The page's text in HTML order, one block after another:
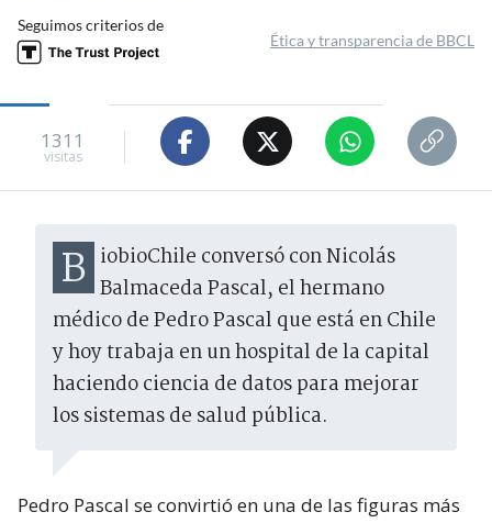
Seguimos criterios de
Ética y transparencia de BBCL
1311
visitas
BiobioChile conversó con Nicolás Balmaceda Pascal, el hermano
médico de Pedro Pascal que está en Chile
y hoy trabaja en un hospital de la capital
haciendo ciencia de datos para mejorar
los sistemas de salud pública.
Pedro Pascal se convirtió en una de las figuras más